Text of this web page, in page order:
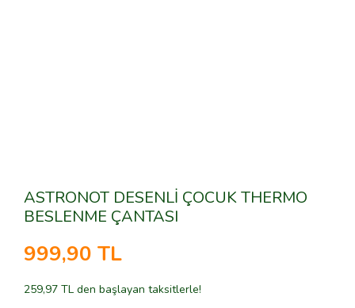
ASTRONOT DESENLİ ÇOCUK THERMO
BESLENME ÇANTASI
999,90 TL
259,97 TL den başlayan taksitlerle!